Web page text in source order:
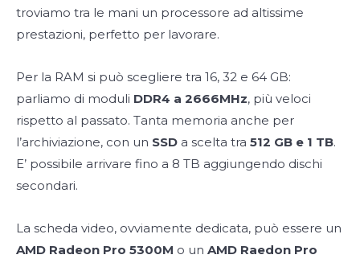
troviamo tra le mani un processore ad altissime
prestazioni, perfetto per lavorare.
Per la RAM si può scegliere tra 16, 32 e 64 GB:
parliamo di moduli DDR4 a 2666MHz, più veloci
rispetto al passato. Tanta memoria anche per
l’archiviazione, con un SSD a scelta tra 512 GB e 1 TB.
E’ possibile arrivare fino a 8 TB aggiungendo dischi
secondari.
La scheda video, ovviamente dedicata, può essere un
AMD Radeon Pro 5300M o un AMD Raedon Pro